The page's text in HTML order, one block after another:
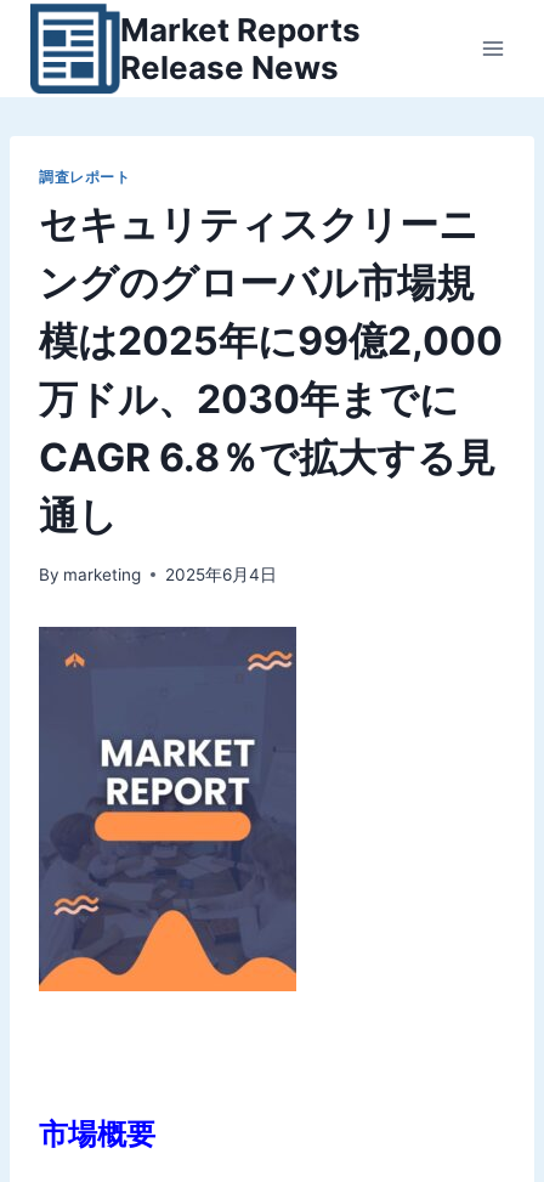
Market Reports
Release News
調査レポート
セキュリティスクリーニ
ングのグローバル市場規
模は2025年に99億2,000
万ドル、2030年までに
CAGR 6.8％で拡大する見
通し
By marketing 2025年6月4日
市場概要